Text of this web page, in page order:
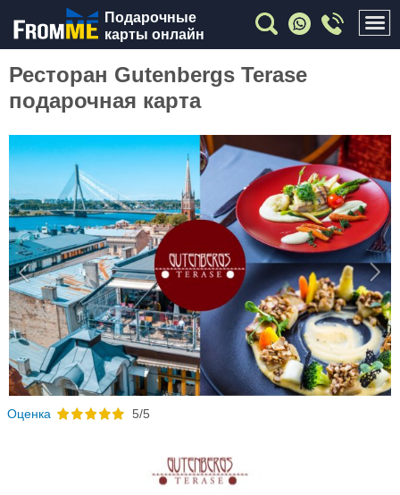
Подарочные
карты онлайн
Ресторан Gutenbergs Terase
подарочная карта
Previous
Oценка 5/5